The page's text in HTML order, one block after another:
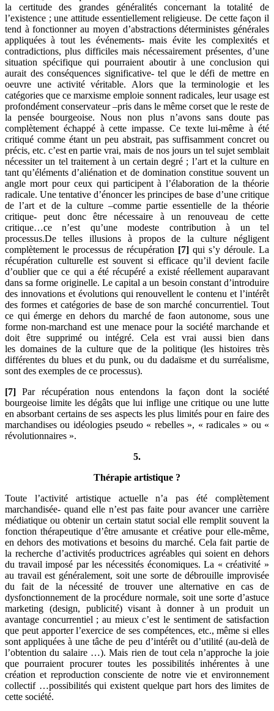
la certitude des grandes généralités concernant la totalité de
l’existence ; une attitude essentiellement religieuse. De cette façon il
tend à fonctionner au moyen d’abstractions déterministes générales
appliquées à tout les événements- mais évite les complexités et
contradictions, plus difficiles mais nécessairement présentes, d’une
situation spécifique qui pourraient aboutir à une conclusion qui
aurait des conséquences significative- tel que le défi de mettre en
oeuvre une activité véritable. Alors que la terminologie et les
catégories que ce marxisme emploie sonnent radicales, leur usage est
profondément conservateur –pris dans le même corset que le reste de
la pensée bourgeoise. Nous non plus n’avons sans doute pas
complètement échappé à cette impasse. Ce texte lui-même à été
critiqué comme étant un peu abstrait, pas suffisamment concret ou
précis, etc. c’est en partie vrai, mais de nos jours un tel sujet semblait
nécessiter un tel traitement à un certain degré ; l’art et la culture en
tant qu’éléments d’aliénation et de domination constitue souvent un
angle mort pour ceux qui participent à l’élaboration de la théorie
radicale. Une tentative d’énoncer les principes de base d’une critique
de l’art et de la culture –comme partie essentielle de la théorie
critique- peut donc être nécessaire à un renouveau de cette
critique…ce n’est qu’une modeste contribution à un tel
processus.De telles illusions à propos de la culture négligent
complètement le processus de récupération [7] qui s’y déroule. La
récupération culturelle est souvent si efficace qu’il devient facile
d’oublier que ce qui a été récupéré a existé réellement auparavant
dans sa forme originelle. Le capital a un besoin constant d’introduire
des innovations et évolutions qui renouvellent le contenu et l’intérêt
des formes et catégories de base de son marché concurrentiel. Tout
ce qui émerge en dehors du marché de faon autonome, sous une
forme non-marchand est une menace pour la société marchande et
doit être supprimé ou intégré. Cela est vrai aussi bien dans
les domaines de la culture que de la politique (les histoires très
différentes du blues et du punk, ou du dadaïsme et du surréalisme,
sont des exemples de ce processus).
[7] Par récupération nous entendons la façon dont la société
bourgeoise limite les dégâts que lui inflige une critique ou une lutte
en absorbant certains de ses aspects les plus limités pour en faire des
marchandises ou idéologies pseudo « rebelles », « radicales » ou «
révolutionnaires ».
5.
Thérapie artistique ?
Toute l’activité artistique actuelle n’a pas été complètement
marchandisée- quand elle n’est pas faite pour avancer une carrière
médiatique ou obtenir un certain statut social elle remplit souvent la
fonction thérapeutique d’être amusante et créative pour elle-même,
en dehors des motivations et besoins du marché. Cela fait partie de
la recherche d’activités productrices agréables qui soient en dehors
du travail imposé par les nécessités économiques. La « créativité »
au travail est généralement, soit une sorte de débrouille improvisée
du fait de la nécessité de trouver une alternative en cas de
dysfonctionnement de la procédure normale, soit une sorte d’astuce
marketing (design, publicité) visant à donner à un produit un
avantage concurrentiel ; au mieux c’est le sentiment de satisfaction
que peut apporter l’exercice de ses compétences, etc., même si elles
sont appliquées à une tâche de peu d’intérêt ou d’utilité (au-delà de
l’obtention du salaire …). Mais rien de tout cela n’approche la joie
que pourraient procurer toutes les possibilités inhérentes à une
création et reproduction consciente de notre vie et environnement
collectif …possibilités qui existent quelque part hors des limites de
cette société.